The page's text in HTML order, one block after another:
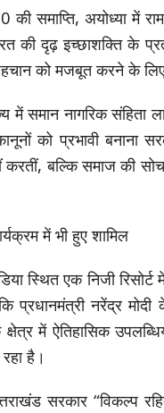
की समाप्ति, अयोध्या में
की दृढ़ इच्छाशक्ति के
को मजबूत करने के लिए
में समान नागरिक संहिता
को प्रभावी बनाना
करतीं, बल्कि समाज की
में भी हुए शामिल
स्थित एक निजी
प्रधानमंत्री नरेंद्र
के क्षेत्र में ऐतिहासिक
है।
सरकार “विकल्प